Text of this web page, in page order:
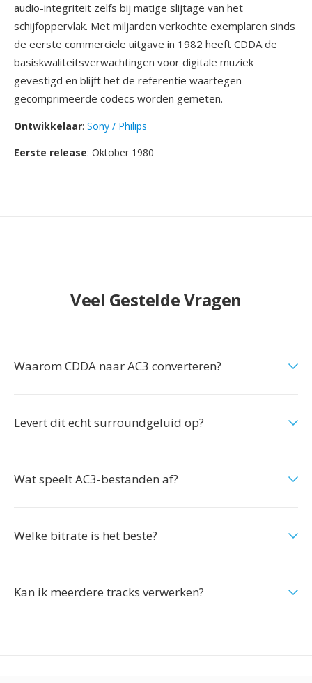
audio-integriteit zelfs bij matige slijtage van het
schijfoppervlak. Met miljarden verkochte exemplaren sinds
de eerste commerciele uitgave in 1982 heeft CDDA de
basiskwaliteitsverwachtingen voor digitale muziek
gevestigd en blijft het de referentie waartegen
gecomprimeerde codecs worden gemeten.
Ontwikkelaar: Sony / Philips
Eerste release: Oktober 1980
Veel Gestelde Vragen
Waarom CDDA naar AC3 converteren?
Levert dit echt surroundgeluid op?
Wat speelt AC3-bestanden af?
Welke bitrate is het beste?
Kan ik meerdere tracks verwerken?